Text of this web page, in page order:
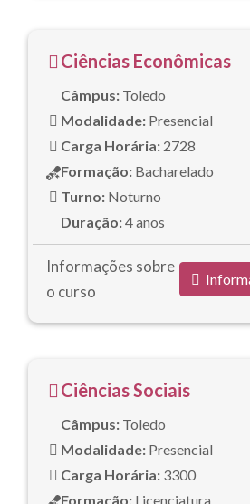
Ciências Econômicas
Câmpus: Toledo
Modalidade: Presencial
Carga Horária: 2728
Formação: Bacharelado
Turno: Noturno
Duração:4 anos
Informações sobre
o curso
Ciências Sociais
Câmpus: Toledo
Modalidade: Presencial
Carga Horária: 3300
Formação: Licenciatura